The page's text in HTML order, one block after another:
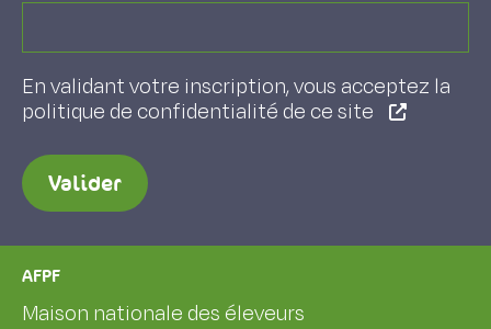
En validant votre inscription, vous acceptez la
politique de confidentialité de ce site
Valider
AFPF
Maison nationale des éleveurs